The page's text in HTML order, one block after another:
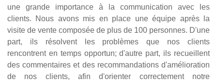
une grande importance à la communication avec les
clients. Nous avons mis en place une équipe après la
visite de vente composée de plus de 100 personnes. D'une
part, ils résolvent les problèmes que nos clients
rencontrent en temps opportun; d'autre part, ils recueillent
des commentaires et des recommandations d'amélioration
de nos clients, afin d'orienter correctement notre